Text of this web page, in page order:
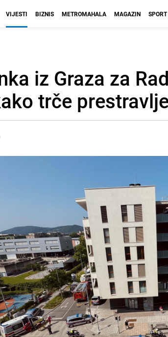
VIJESTI BIZNIS METROMAHALA MAGAZIN SPORT
iz Graza za
trče